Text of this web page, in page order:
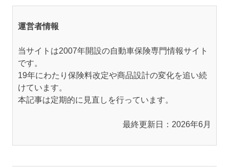
運営者情報
当サイトは2007年開設の自動車保険専門情報サイト
です。
19年にわたり保険料改定や商品設計の変化を追い続
けています。
本記事は定期的に見直しを行っています。
最終更新日：2026年6月